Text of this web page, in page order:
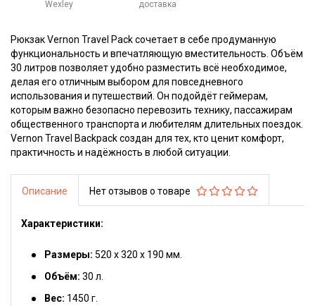
Wexley
доставка
Рюкзак Vernon Travel Pack сочетает в себе продуманную
функциональность и впечатляющую вместительность. Объём
30 литров позволяет удобно разместить всё необходимое,
делая его отличным выбором для повседневного
использования и путешествий. Он подойдёт геймерам,
которым важно безопасно перевозить технику, пассажирам
общественного транспорта и любителям длительных поездок.
Vernon Travel Backpack создан для тех, кто ценит комфорт,
практичность и надёжность в любой ситуации.
Описание Нет отзывов о товаре
Характеристики:
Размеры: 520 х 320 х 190 мм.
Объём: 30 л.
Вес: 1450 г.